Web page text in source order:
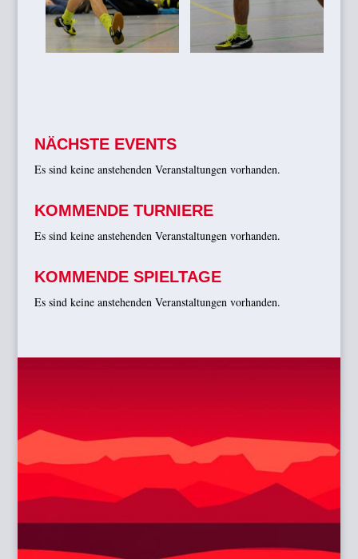
NÄCHSTE EVENTS
Es sind keine anstehenden Veranstaltungen vorhanden.
KOMMENDE TURNIERE
Es sind keine anstehenden Veranstaltungen vorhanden.
KOMMENDE SPIELTAGE
Es sind keine anstehenden Veranstaltungen vorhanden.